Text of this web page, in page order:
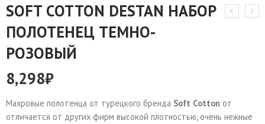
SOFT СOTTON DESTAN НАБОР
ПОЛОТЕНЕЦ ТЕМНО-
РОЗОВЫЙ
8,298₽
Махровые полотенца от турецкого бренда Soft Сotton от
отличается от других фирм высокой плотностью, очень нежные